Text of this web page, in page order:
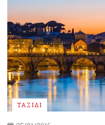
ΤΑΞΙΔΙ